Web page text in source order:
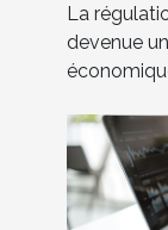
La
devenue